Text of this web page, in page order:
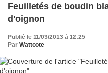
Feuilletés de boudin
d'oignon
Publié le 11/03/2013 à 12:25
Par Wattoote